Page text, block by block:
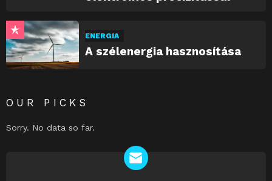
ENERGIA
A szélenergia hasznosítása
OUR PICKS
Sorry. No data so far.